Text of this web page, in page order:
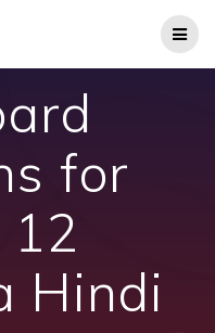
for
12
Hindi